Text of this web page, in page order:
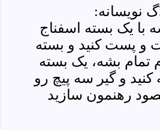
نویسانه:
با یک بسته اسفناج
و پست کنید و بسته
تمام بشه، یک بسته
کنید و گیر سه پیچ رو
رهنمون سازید